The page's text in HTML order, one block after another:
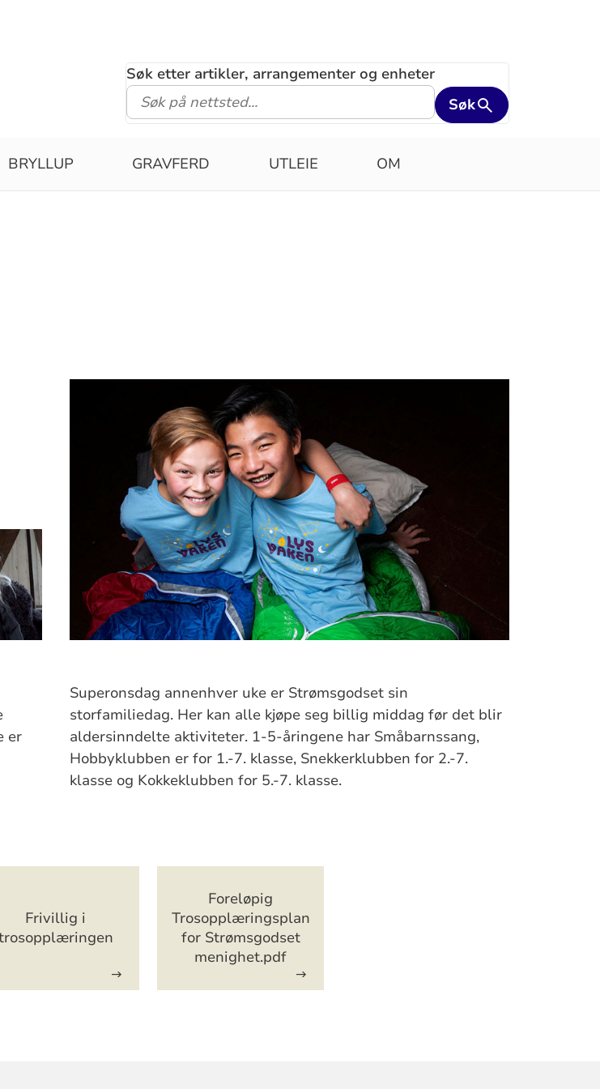
Søk etter artikler, arrangementer og enheter
Søk
BRYLLUP GRAVFERD UTLEIE OM
er
Superonsdag annenhver uke er Strømsgodset sin
storfamiliedag. Her kan alle kjøpe seg billig middag før det blir
aldersinndelte aktiviteter. 1-5-åringene har Småbarnssang,
Hobbyklubben er for 1.-7. klasse, Snekkerklubben for 2.-7.
klasse og Kokkeklubben for 5.-7. klasse.
Frivillig i
Foreløpig
Trosopplæringsplan
for Strømsgodset
menighet.pdf